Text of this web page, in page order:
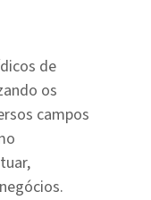
de
os
campos